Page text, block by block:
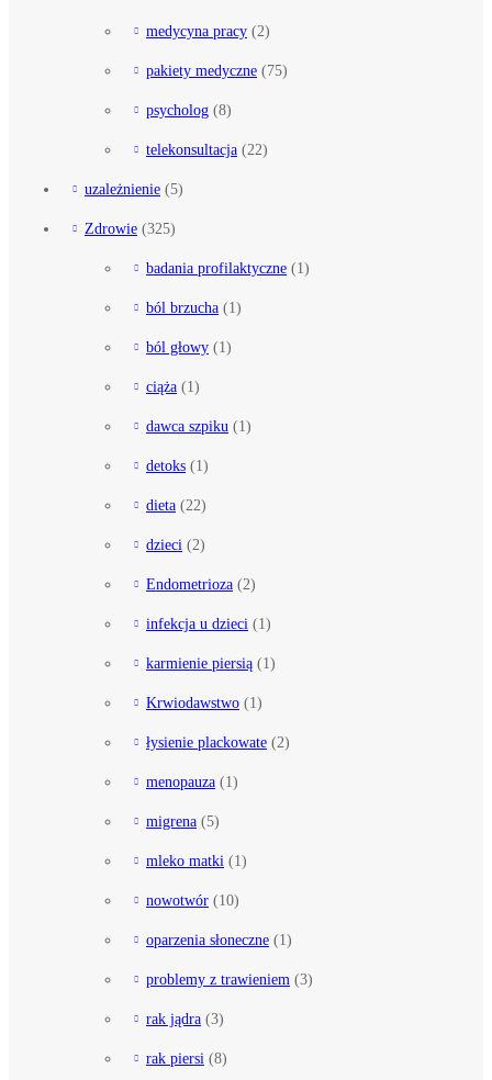
medycyna pracy (2)
pakiety medyczne (75)
psycholog (8)
telekonsultacja (22)
uzależnienie (5)
Zdrowie (325)
badania profilaktyczne (1)
ból brzucha (1)
ból głowy (1)
ciąża (1)
dawca szpiku (1)
detoks (1)
dieta (22)
dzieci (2)
Endometrioza (2)
infekcja u dzieci (1)
karmienie piersią (1)
Krwiodawstwo (1)
łysienie plackowate (2)
menopauza (1)
migrena (5)
mleko matki (1)
nowotwór (10)
oparzenia słoneczne (1)
problemy z trawieniem (3)
rak jądra (3)
rak piersi (8)